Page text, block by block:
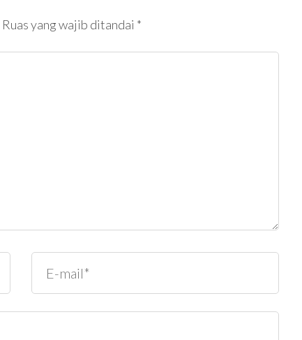
Ruas yang wajib ditandai *